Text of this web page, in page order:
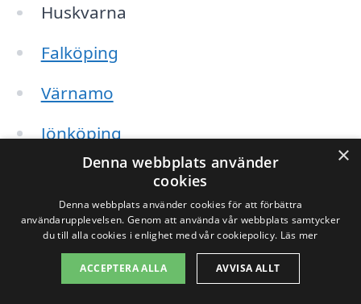
Huskvarna
Falköping
Värnamo
Jönköping
Gislaveds kommun
Götene
Lidköping
×
Denna webbplats använder
cookies
Denna webbplats använder cookies för att förbättra
användarupplevelsen. Genom att använda vår webbplats samtycker
du till alla cookies i enlighet med vår cookiepolicy. Läs mer
ACCEPTERA ALLA AVVISA ALLT